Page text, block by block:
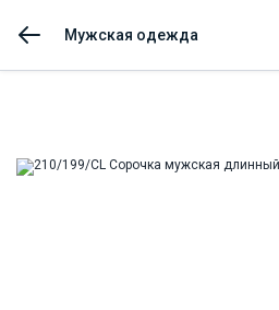
Мужская одежда